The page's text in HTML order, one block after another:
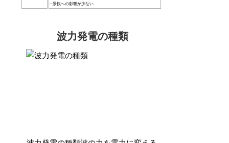
– 景観への影響が少ない
波力発電の種類